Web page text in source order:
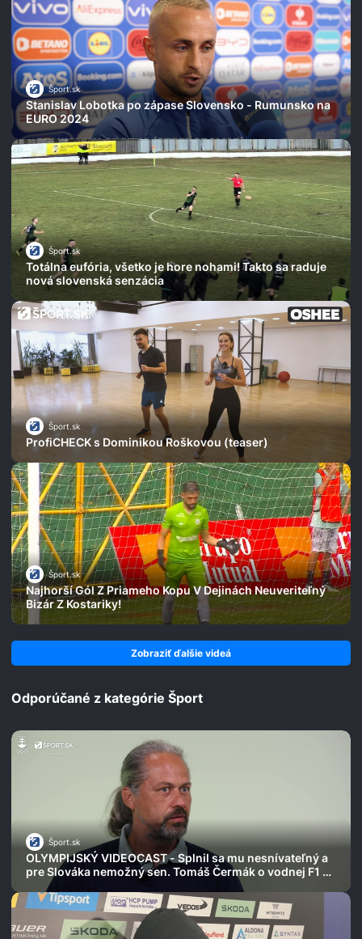
Šport.sk
Stanislav Lobotka po zápase Slovensko - Rumunsko na
EURO 2024
Šport.sk
Totálna eufória, všetko je hore nohami! Takto sa raduje
nová slovenská senzácia
Šport.sk
ProfiCHECK s Dominikou Roškovou (teaser)
Šport.sk
Najhorší Gól Z Priameho Kopu V Dejinách Neuveriteľný
Bizár Z Kostariky!
Zobraziť ďalšie videá
Odporúčané z kategórie Šport
Šport.sk
OLYMPIJSKÝ VIDEOCAST - Splnil sa mu nesnívateľný a
pre Slováka nemožný sen. Tomáš Čermák o vodnej F1 aj
najdlhších pretekoch